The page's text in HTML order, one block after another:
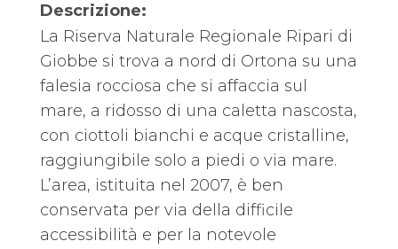
Descrizione:
La Riserva Naturale Regionale Ripari di
Giobbe si trova a nord di Ortona su una
falesia rocciosa che si affaccia sul
mare, a ridosso di una caletta nascosta,
con ciottoli bianchi e acque cristalline,
raggiungibile solo a piedi o via mare.
L’area, istituita nel 2007, è ben
conservata per via della difficile
accessibilità e per la notevole